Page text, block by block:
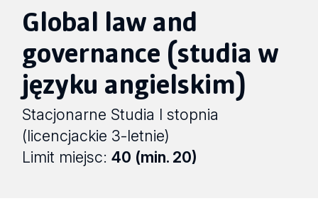
Global law and
governance (studia w
języku angielskim)
Stacjonarne Studia I stopnia
(licencjackie 3-letnie)
Limit miejsc:40 (min. 20)